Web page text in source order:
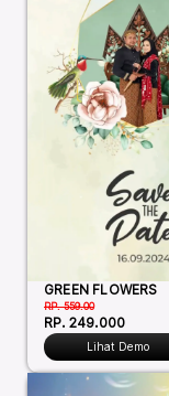
GREEN FLOWERS
RP. 559.00
RP. 249.000
Lihat Demo